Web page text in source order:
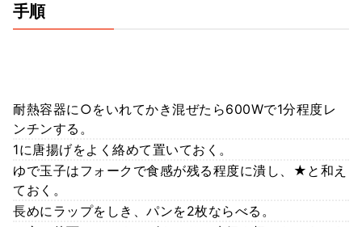
手順
耐熱容器に○をいれてかき混ぜたら600Wで1分程度レ
ンチンする。
1に唐揚げをよく絡めて置いておく。
ゆで玉子はフォークで食感が残る程度に潰し、★と和え
ておく。
長めにラップをしき、パンを2枚ならべる。